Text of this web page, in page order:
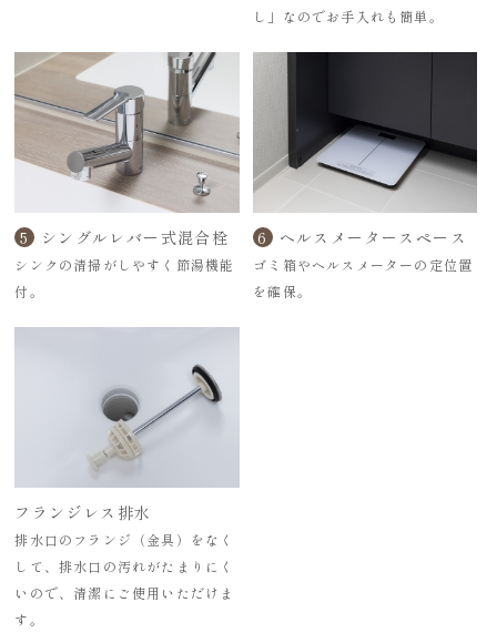
し」なのでお手入れも簡単。
5 シングルレバー式混合栓
シンクの清掃がしやすく節湯機能
付。
6 ヘルスメータースペース
ゴミ箱やヘルスメーターの定位置
を確保。
フランジレス排水
排水口のフランジ（金具）をなく
して、排水口の汚れがたまりにく
いので、清潔にご使用いただけま
す。